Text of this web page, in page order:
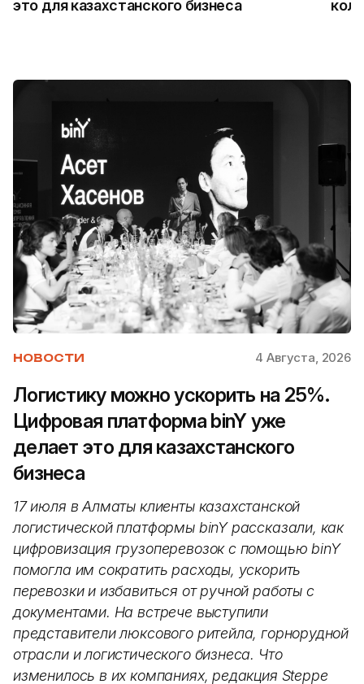
это для казахстанского бизнеса
НОВОСТИ 4 Августа, 2026
Логистику можно ускорить на 25%.
Цифровая платформа binY уже
делает это для казахстанского
бизнеса
17 июля в Алматы клиенты казахстанской
логистической платформы binY рассказали, как
цифровизация грузоперевозок с помощью binY
помогла им сократить расходы, ускорить
перевозки и избавиться от ручной работы с
документами. На встрече выступили
представители люксового ритейла, горнорудной
отрасли и логистического бизнеса. Что
изменилось в их компаниях, редакция Steppe